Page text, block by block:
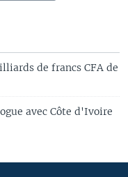
de francs CFA de
avec Côte d'Ivoire